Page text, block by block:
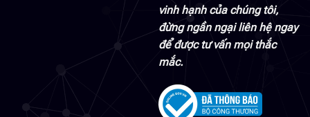
vinh hạnh của chúng tôi,
đừng ngần ngại liên hệ ngay
để được tư vấn mọi thắc
mắc.